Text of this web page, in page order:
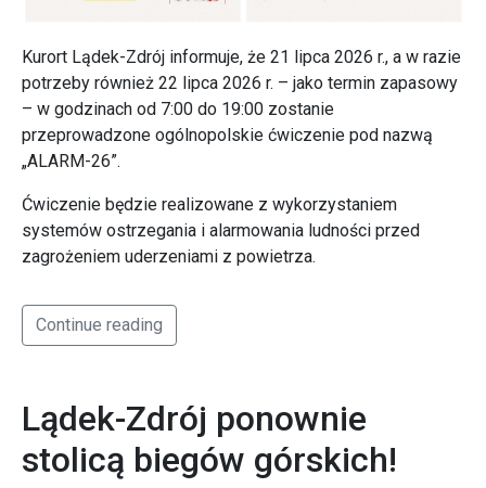
Kurort Lądek-Zdrój informuje, że 21 lipca 2026 r., a w razie
potrzeby również 22 lipca 2026 r. – jako termin zapasowy
– w godzinach od 7:00 do 19:00 zostanie
przeprowadzone ogólnopolskie ćwiczenie pod nazwą
„ALARM-26”.
Ćwiczenie będzie realizowane z wykorzystaniem
systemów ostrzegania i alarmowania ludności przed
zagrożeniem uderzeniami z powietrza.
Continue reading
Lądek-Zdrój ponownie
stolicą biegów górskich!